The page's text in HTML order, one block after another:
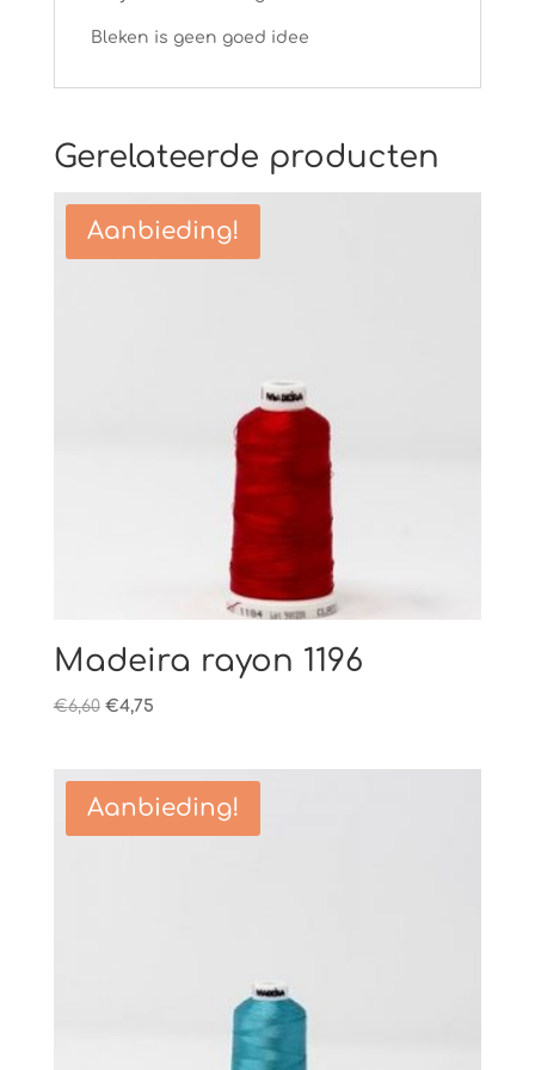
Bleken is geen goed idee
Gerelateerde producten
Aanbieding!
Madeira rayon 1196
€6,60 Oorspronkelijke
€4,75Huidige
Aanbieding!